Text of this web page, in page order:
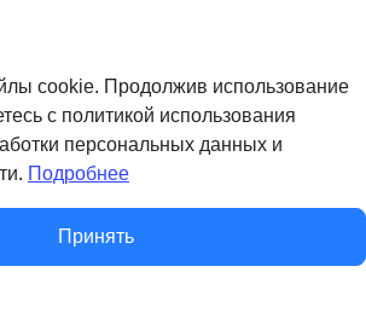
cookie. Продолжив использование
с политикой использования
персональных данных и
Подробнее
Принять